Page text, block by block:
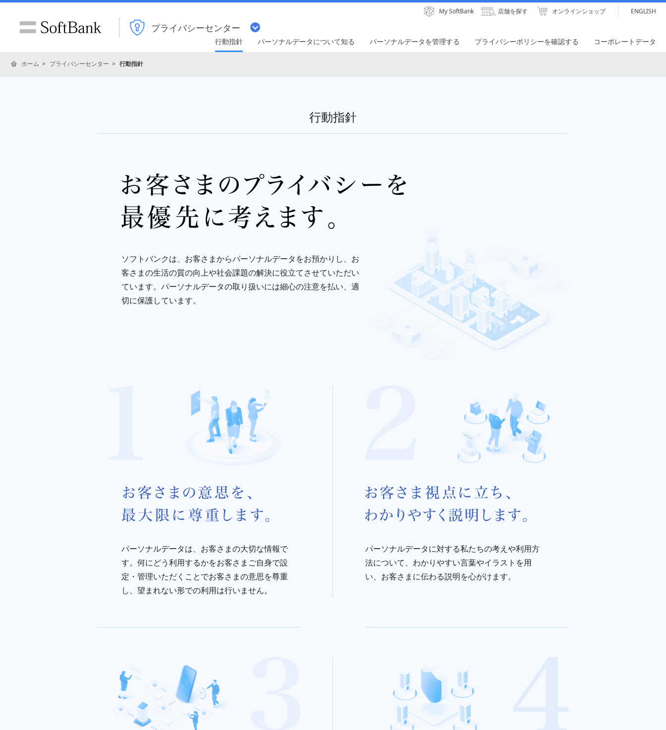
プライバシーセンター
My SoftBank 店舗を探す オンラインショップ ENGLISH
行動指針 パーソナルデータについて知る パーソナルデータを管理する プライバシーポリシーを確認する コーポレートデータ
ホーム プライバシーセンター 行動指針
行動指針
ソフトバンクは、お客さまからパーソナルデータをお預かりし、お
客さまの生活の質の向上や社会課題の解決に役立てさせていただい
ています。パーソナルデータの取り扱いには細心の注意を払い、適
切に保護しています。
パーソナルデータは、お客さまの大切な情報で
す。何にどう利用するかをお客さまご自身で設
定・管理いただくことでお客さまの意思を尊重
し、望まれない形での利用は行いません。
パーソナルデータに対する私たちの考えや利用方
法について、わかりやすい言葉やイラストを用
い、お客さまに伝わる説明を心がけます。